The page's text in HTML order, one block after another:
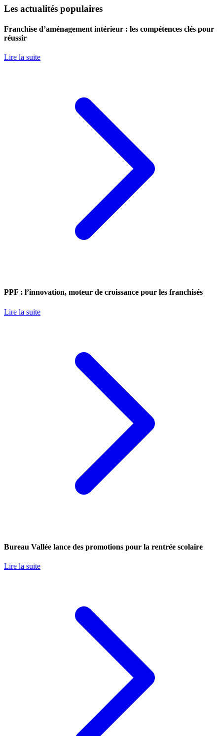
Les actualités populaires
Franchise d’aménagement intérieur : les compétences clés pour
réussir
Lire la suite
PPF : l’innovation, moteur de croissance pour les franchisés
Lire la suite
Bureau Vallée lance des promotions pour la rentrée scolaire
Lire la suite